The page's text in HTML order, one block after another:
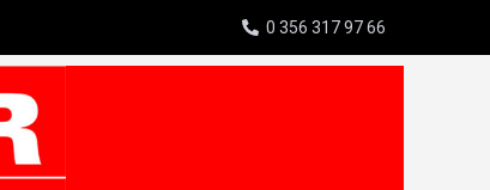
0 356 317 97 66